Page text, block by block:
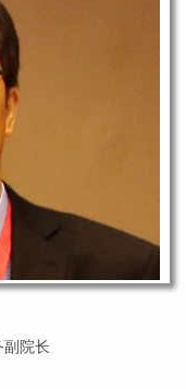
副院长